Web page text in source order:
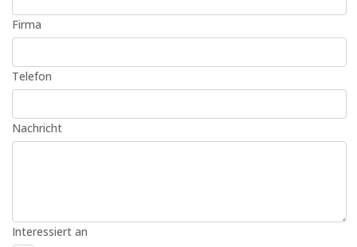
Firma
Telefon
Nachricht
Interessiert an